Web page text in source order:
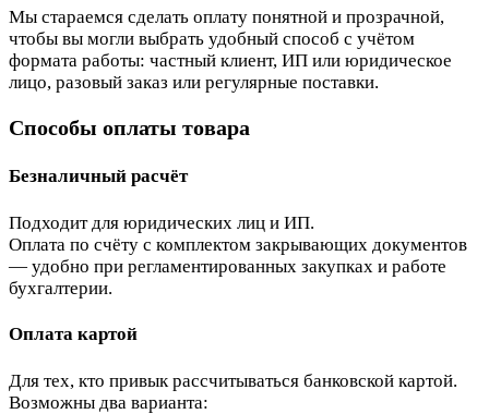
Мы стараемся сделать оплату понятной и прозрачной,
чтобы вы могли выбрать удобный способ с учётом
формата работы: частный клиент, ИП или юридическое
лицо, разовый заказ или регулярные поставки.
Способы оплаты товара
Безналичный расчёт
Подходит для юридических лиц и ИП.
Оплата по счёту с комплектом закрывающих документов
— удобно при регламентированных закупках и работе
бухгалтерии.
Оплата картой
Для тех, кто привык рассчитываться банковской картой.
Возможны два варианта: